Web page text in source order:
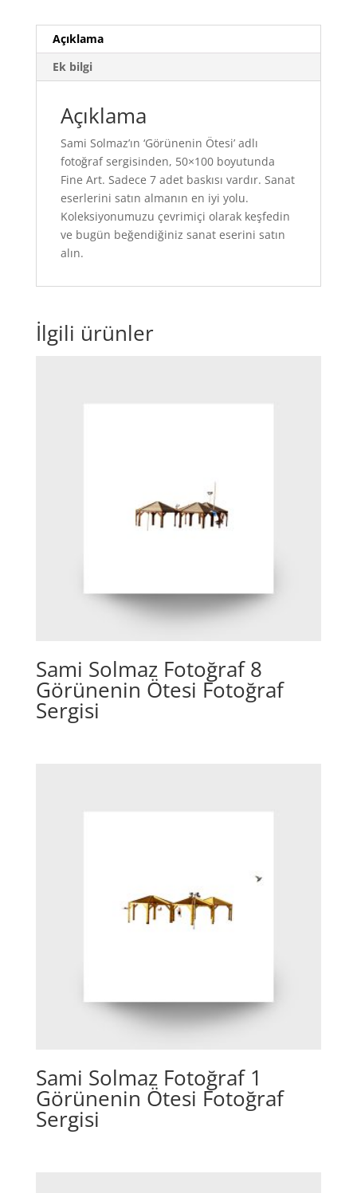
Açıklama
Ek bilgi
Açıklama
Sami Solmaz’ın ‘Görünenin Ötesi’ adlı
fotoğraf sergisinden, 50×100 boyutunda
Fine Art. Sadece 7 adet baskısı vardır. Sanat
eserlerini satın almanın en iyi yolu.
Koleksiyonumuzu çevrimiçi olarak keşfedin
ve bugün beğendiğiniz sanat eserini satın
alın.
İlgili ürünler
Sami Solmaz Fotoğraf 8
Görünenin Ötesi Fotoğraf
Sergisi
Sami Solmaz Fotoğraf 1
Görünenin Ötesi Fotoğraf
Sergisi